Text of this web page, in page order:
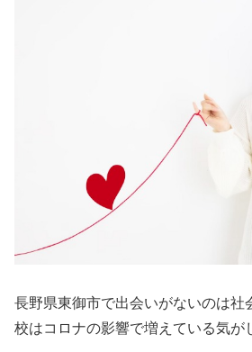
長野県東御市で出会いがないのは社
校はコロナの影響で増えている気が